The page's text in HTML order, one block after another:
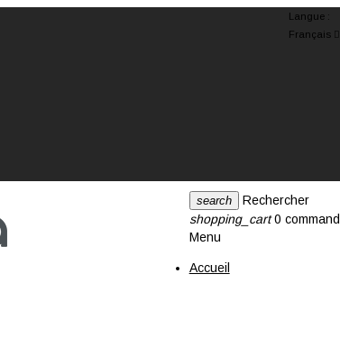
Langue :
Français 
search
Rechercher
shopping_cart 0
Menu
Accueil